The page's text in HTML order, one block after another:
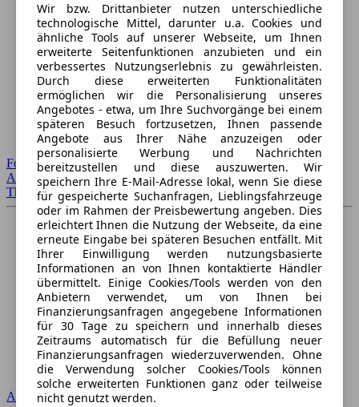
Forum Startseite
Alle Auto-Foren
Themen-Forum
Audi
Wir bzw. Drittanbieter nutzen unterschiedliche
technologische Mittel, darunter u.a. Cookies und
ähnliche Tools auf unserer Webseite, um Ihnen
erweiterte Seitenfunktionen anzubieten und ein
verbessertes Nutzungserlebnis zu gewährleisten.
Durch diese erweiterten Funktionalitäten
ermöglichen wir die Personalisierung unseres
Angebotes - etwa, um Ihre Suchvorgänge bei einem
späteren Besuch fortzusetzen, Ihnen passende
Angebote aus Ihrer Nähe anzuzeigen oder
personalisierte Werbung und Nachrichten
bereitzustellen und diese auszuwerten. Wir
speichern Ihre E-Mail-Adresse lokal, wenn Sie diese
für gespeicherte Suchanfragen, Lieblingsfahrzeuge
oder im Rahmen der Preisbewertung angeben. Dies
erleichtert Ihnen die Nutzung der Webseite, da eine
erneute Eingabe bei späteren Besuchen entfällt. Mit
Ihrer Einwilligung werden nutzungsbasierte
Informationen an von Ihnen kontaktierte Händler
übermittelt. Einige Cookies/Tools werden von den
Anbietern verwendet, um von Ihnen bei
Finanzierungsanfragen angegebene Informationen
für 30 Tage zu speichern und innerhalb dieses
Zeitraums automatisch für die Befüllung neuer
Finanzierungsanfragen wiederzuverwenden. Ohne
die Verwendung solcher Cookies/Tools können
solche erweiterten Funktionen ganz oder teilweise
nicht genutzt werden.